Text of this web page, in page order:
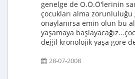
genelge de O.Ö.Ö'lerinin
çocukları alma
onaylanırsa emin olun bu
yaşamaya
değil kronolojik yaşa göre
28-07-2008